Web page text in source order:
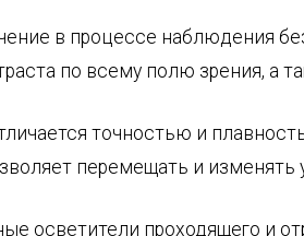
в процессе наблюдения
по всему полю зрения, а
точностью и
перемещать и изменять
осветители проходящего и